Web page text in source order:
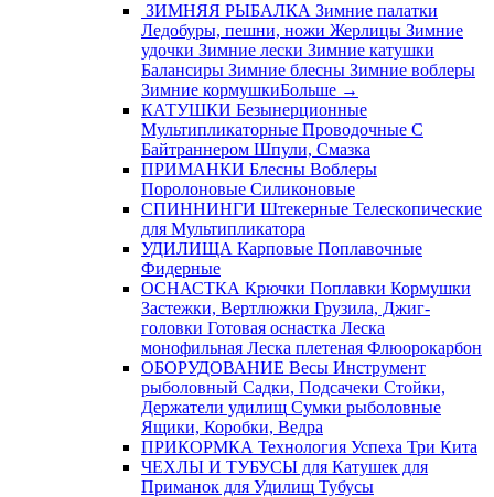
ЗИМНЯЯ РЫБАЛКА Зимние палатки
Ледобуры, пешни, ножи Жерлицы Зимние
удочки Зимние лески Зимние катушки
Балансиры Зимние блесны Зимние воблеры
Зимние кормушкиБольше →
КАТУШКИ Безынерционные
Мультипликаторные Проводочные С
Байтраннером Шпули, Смазка
ПРИМАНКИ Блесны Воблеры
Поролоновые Силиконовые
СПИННИНГИ Штекерные Телескопические
для Мультипликатора
УДИЛИЩА Карповые Поплавочные
Фидерные
ОСНАСТКА Крючки Поплавки Кормушки
Застежки, Вертлюжки Грузила, Джиг-
головки Готовая оснастка Леска
монофильная Леска плетеная Флюорокарбон
ОБОРУДОВАНИЕ Весы Инструмент
рыболовный Садки, Подсачеки Стойки,
Держатели удилищ Сумки рыболовные
Ящики, Коробки, Ведра
ПРИКОРМКА Технология Успеха Три Кита
ЧЕХЛЫ И ТУБУСЫ для Катушек для
Приманок для Удилищ Тубусы